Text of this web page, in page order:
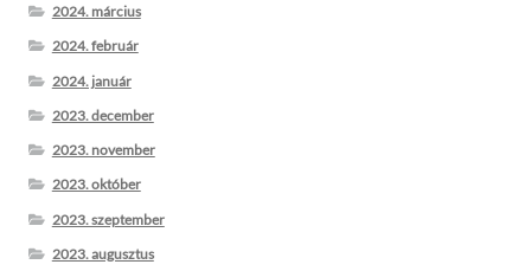
2024. március
2024. február
2024. január
2023. december
2023. november
2023. október
2023. szeptember
2023. augusztus